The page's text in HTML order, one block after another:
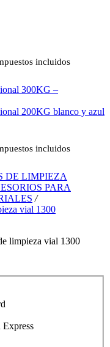
incluidos
incluidos
DE LIMPIEZA
PARA
/